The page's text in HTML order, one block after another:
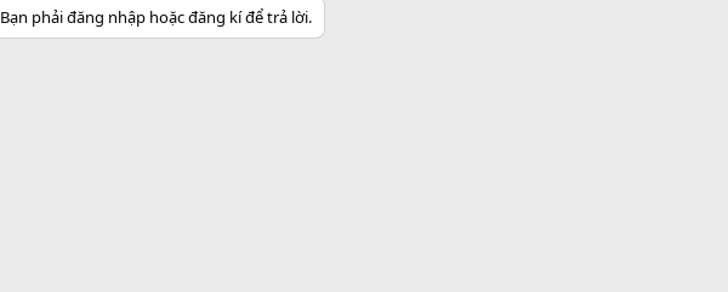
Bạn phải đăng nhập hoặc đăng kí để trả lời.